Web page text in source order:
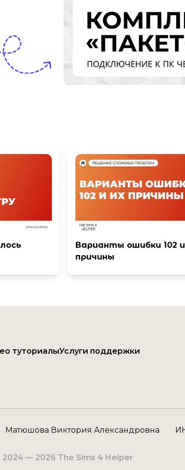
Варианты ошибки 102
причины
туториалыУслуги поддержки
Матюшова Виктория Александровна
2024 — 2026 The Sims 4 Helper